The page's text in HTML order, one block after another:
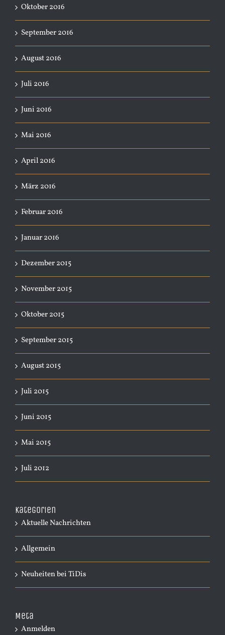
Oktober 2016
September 2016
August 2016
Juli 2016
Juni 2016
Mai 2016
April 2016
März 2016
Februar 2016
Januar 2016
Dezember 2015
November 2015
Oktober 2015
September 2015
August 2015
Juli 2015
Juni 2015
Mai 2015
Juli 2012
Kategorien
Aktuelle Nachrichten
Allgemein
Neuheiten bei TiDis
Meta
Anmelden